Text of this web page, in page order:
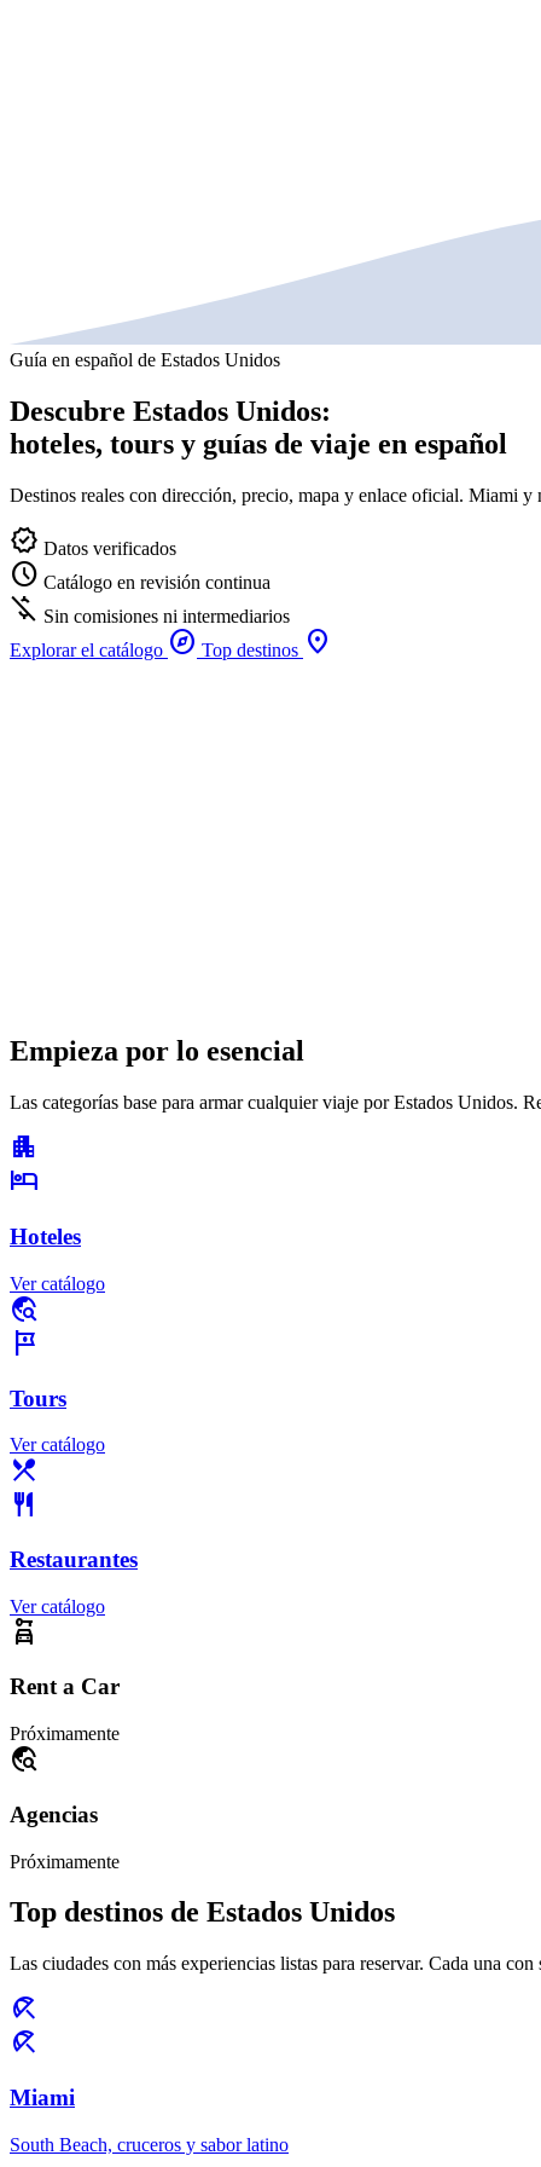
Guía en español de Estados Unidos
Descubre Estados Unidos:
hoteles, tours y guías de viaje en español
Destinos reales con dirección, precio, mapa y enlace oficial. Miami
verified Datos verificados
schedule Catálogo en revisión continua
money_off Sin comisiones ni intermediarios
Explorar el catálogo explore Top destinos place
Empieza por lo esencial
Las categorías base para armar cualquier viaje por Estados Unidos.
apartment
hotel
Hoteles
Ver catálogo
travel_explore
tour
Tours
Ver catálogo
restaurant_menu
restaurant
Restaurantes
Ver catálogo
car_rental
Rent a Car
Próximamente
travel_explore
Agencias
Próximamente
Top destinos de Estados Unidos
Las ciudades con más experiencias listas para reservar. Cada una
beach_access
beach_access
Miami
South Beach, cruceros y sabor latino